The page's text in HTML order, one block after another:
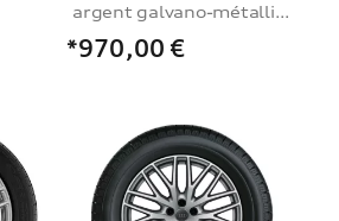
argent galvano-métallisé, 9,0Jx20, pneu d’hiver 285/45 R20 112V XL, droite
*970,00 €